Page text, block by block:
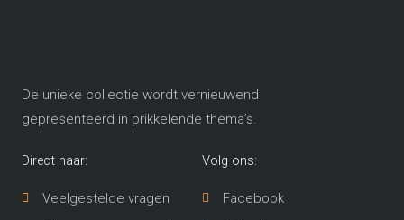
De unieke collectie wordt vernieuwend
gepresenteerd in prikkelende thema’s​.
Direct naar:
Veelgestelde vragen
Volg ons:
Facebook